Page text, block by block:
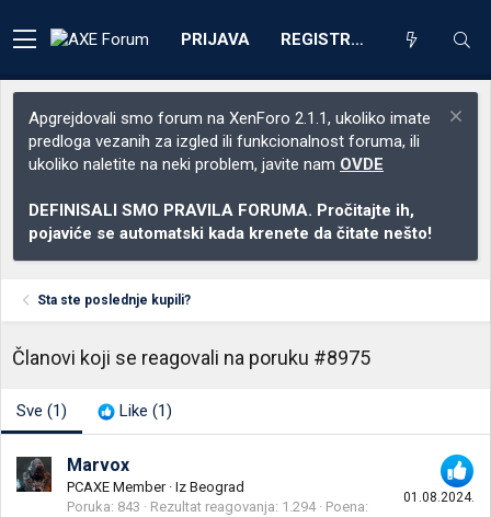
PRIJAVA REGISTRACIJA
Apgrejdovali smo forum na XenForo 2.1.1, ukoliko imate
predloga vezanih za izgled ili funkcionalnost foruma, ili
ukoliko naletite na neki problem, javite nam OVDE
DEFINISALI SMO PRAVILA FORUMA. Pročitajte ih,
pojaviće se automatski kada krenete da čitate nešto!
Sta ste poslednje kupili?
Članovi koji se reagovali na poruku #8975
Sve (1) Like (1)
01.08.2024.
Marvox
PCAXE Member · Iz Beograd
Poruka 843 Rezultat reagovanja 1.294
Poena